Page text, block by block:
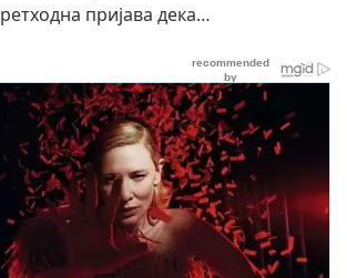
пријава дека…